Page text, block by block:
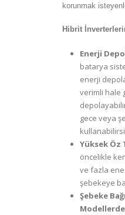
korunmak
Hibrit
Enerji
batarya
enerji
verimli hale
gece veya
Yüksek Öz
öncelikle
ve fazla
şebekeye
Şebeke